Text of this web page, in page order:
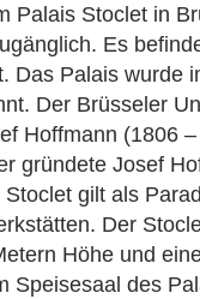
Palais Stoclet in
Es
Das Palais wurde
Der Brüsseler
Hoffmann (1806
gründete Josef
gilt als
Der
Höhe und
Speisesaal des